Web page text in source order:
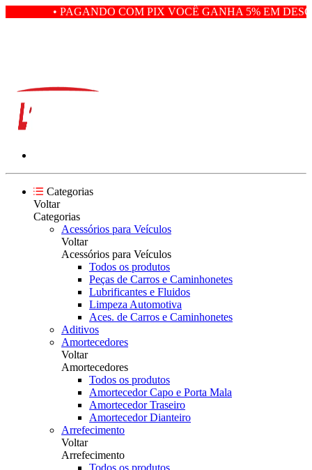
• PAGANDO COM PIX VOCÊ GANHA 5% EM
Categorias
Voltar
Categorias
Acessórios para Veículos
Voltar
Acessórios para Veículos
Todos os produtos
Peças de Carros e Caminhonetes
Lubrificantes e Fluidos
Limpeza Automotiva
Aces. de Carros e Caminhonetes
Aditivos
Amortecedores
Voltar
Amortecedores
Todos os produtos
Amortecedor Capo e Porta Mala
Amortecedor Traseiro
Amortecedor Dianteiro
Arrefecimento
Voltar
Arrefecimento
Todos os produtos